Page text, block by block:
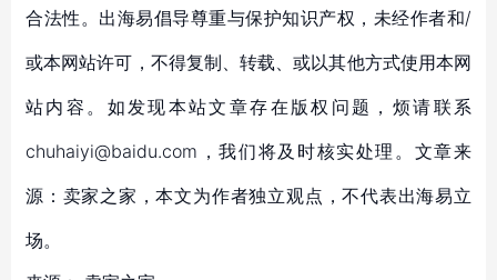
合法性。出海易倡导尊重与保护知识产权，未经作者和/
或本网站许可，不得复制、转载、或以其他方式使用本网
站内容。如发现本站文章存在版权问题，烦请联系
chuhaiyi@baidu.com，我们将及时核实处理。文章来
源：卖家之家，本文为作者独立观点，不代表出海易立
场。